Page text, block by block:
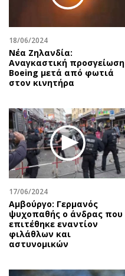
18/06/2024
Νέα Ζηλανδία:
Αναγκαστική προσγείωση
Boeing μετά από φωτιά
στον κινητήρα
17/06/2024
Αμβούργο: Γερμανός
ψυχοπαθής ο άνδρας που
επιτέθηκε εναντίον
φιλάθλων και
αστυνομικών